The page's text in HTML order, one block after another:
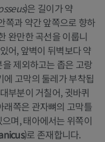
)은 길이가 약
과 약간 앞쪽으로 향하
완만한 곡선을 이룹니
어, 앞벽이 뒤벽보다 약
제외하고는 좁은 고랑
고막의 둘레가 부착됩
부분이 거칠어, 귓바퀴
래쪽은 관자뼈의 고막틀
며, 태아에서는 위쪽이
)로 존재합니다.